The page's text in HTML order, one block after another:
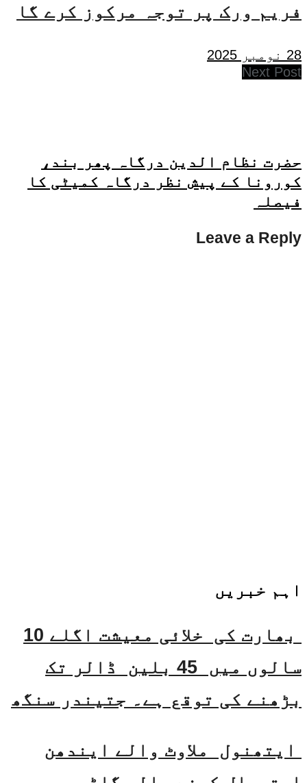
فریم ورک پر توجہ مرکوز کرے گا
28 نومبر 2025
Next Post
حضرت نظام الدین درگاہ پھر بند،
کورونا کے پیش نظر درگاہ کمیٹی کا
فیصلہ
Leave a Reply
اہم خبریں
بھارت کی خلائی معیشت اگلے 10
سالوں میں 45 بلین ڈالر تک
بڑھنے کی توقع ہے۔ جتیندر سنگھ
ایتھنول ملاوٹ والے ایندھن